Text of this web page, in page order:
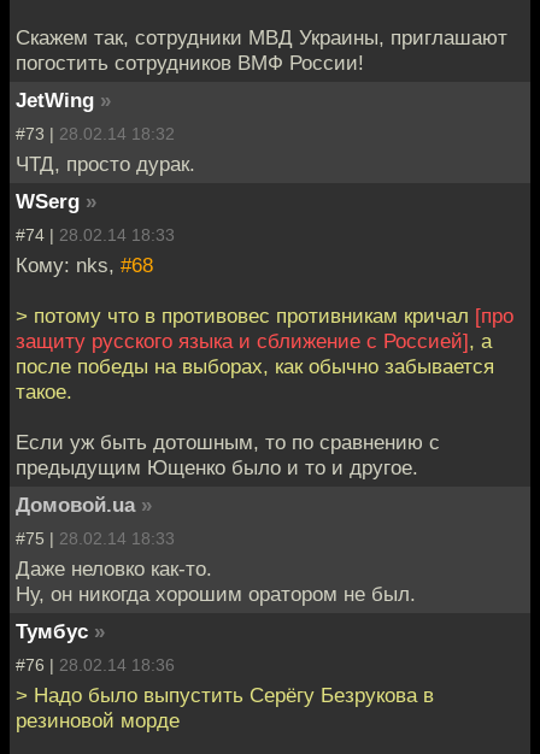
Скажем так, сотрудники МВД Украины, приглашают
погостить сотрудников ВМФ России!
JetWing »
#73 | 28.02.14 18:32
ЧТД, просто дурак.
WSerg »
#74 | 28.02.14 18:33
Кому: nks, #68
> потому что в противовес противникам кричал [про
защиту русского языка и сближение с Россией], а
после победы на выборах, как обычно забывается
такое.
Если уж быть дотошным, то по сравнению с
предыдущим Ющенко было и то и другое.
Домовой.ua »
#75 | 28.02.14 18:33
Даже неловко как-то.
Ну, он никогда хорошим оратором не был.
Тумбус »
#76 | 28.02.14 18:36
> Надо было выпустить Серёгу Безрукова в
резиновой морде